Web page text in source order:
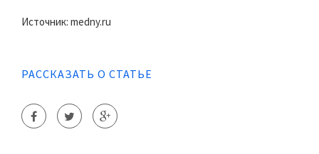
Источник: medny.ru
РАССКАЗАТЬ О СТАТЬЕ